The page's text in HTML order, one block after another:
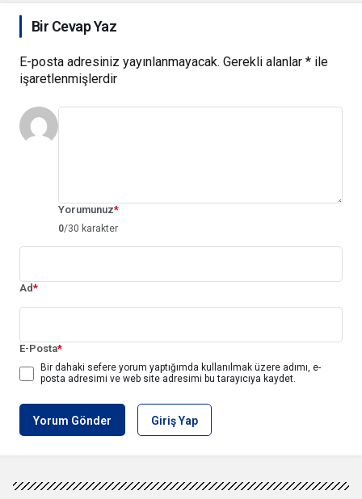
Bir Cevap Yaz
E-posta adresiniz yayınlanmayacak. Gerekli alanlar * ile
işaretlenmişlerdir
Yorumunuz*
0/30 karakter
Ad*
E-Posta*
Bir dahaki sefere yorum yaptığımda kullanılmak üzere adımı, e-
posta adresimi ve web site adresimi bu tarayıcıya kaydet.
Yorum Gönder Giriş Yap